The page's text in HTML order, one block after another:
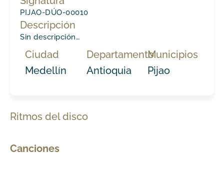
PIJAO-DÚO-00010
Descripción
Sin descripción…
Ciudad
Medellín
Departamento
Antioquia
Municipios
Pijao
Ritmos del disco
Canciones